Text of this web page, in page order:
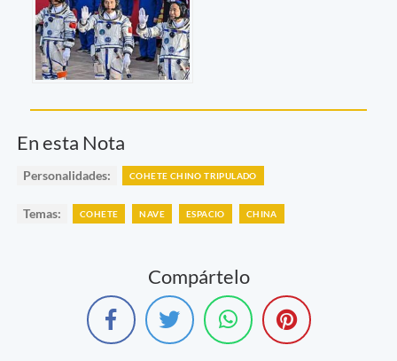
En esta Nota
Personalidades: COHETE CHINO TRIPULADO
Temas: COHETE NAVE ESPACIO CHINA
Compártelo